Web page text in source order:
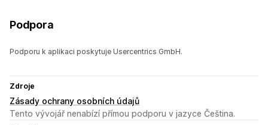
Podpora
Podporu k aplikaci poskytuje Usercentrics GmbH.
Zdroje
Zásady ochrany osobních údajů
Tento vývojář nenabízí přímou podporu v jazyce Čeština.